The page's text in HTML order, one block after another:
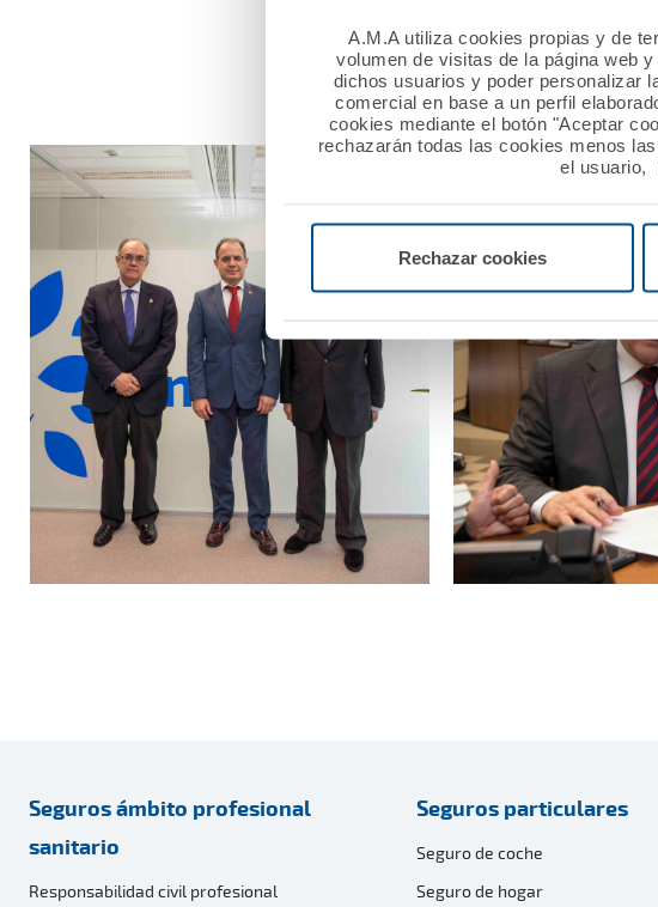
A.M.A utiliza cookies propias y de
volumen de visitas de la página web
dichos usuarios y poder personalizar
comercial en base a un perfil
cookies mediante el botón "Aceptar
rechazarán todas las cookies menos
el usuario,
Rechazar cookies
Con estas firmas ambos Colegios
los servicios de aseguramiento a
Seguros ámbito profesional
sanitario
Responsabilidad civil profesional
Seguros particulares
Seguro de coche
Seguro de hogar